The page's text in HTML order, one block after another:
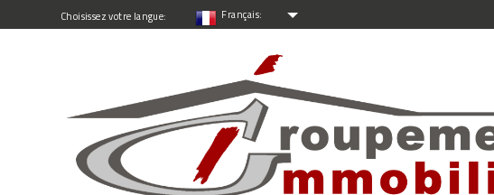
Choisissez votre langue: Français: